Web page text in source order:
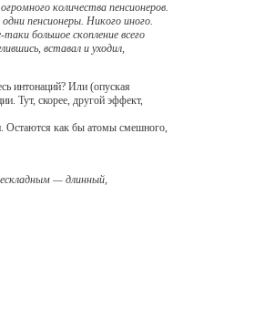
количества пенсионеров.
пенсионеры. Никого иного.
большое скопление всего
вставал и уходил,
интонаций? Или (опуская
Тут, скорее, другой эффект,
Остаются как бы атомы смешного,
— длинный,